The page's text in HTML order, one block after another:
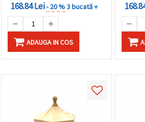
168.84 Lei- 20 %3 bucată +
ADAUGA IN COS